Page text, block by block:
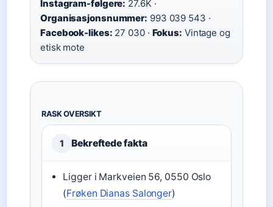
Instagram-følgere: 27.6K ·
Organisasjonsnummer: 993 039 543 ·
Facebook-likes: 27 030 · Fokus: Vintage og
etisk mote
RASK OVERSIKT
1 Bekreftede fakta
Ligger i Markveien 56, 0550 Oslo
(Frøken Dianas Salonger)